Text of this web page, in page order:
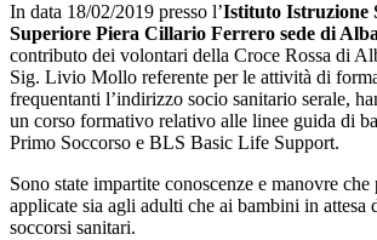
In data 18/02/2019 presso l’Istituto Istruzione
Superiore Piera Cillario Ferrero sede di
contributo dei volontari della Croce Rossa di
Sig. Livio Mollo referente per le attività di
frequentanti l’indirizzo socio sanitario serale,
un corso formativo relativo alle linee guida di
Primo Soccorso e BLS Basic Life Support.
Sono state impartite conoscenze e manovre che
applicate sia agli adulti che ai bambini in attesa
soccorsi sanitari.